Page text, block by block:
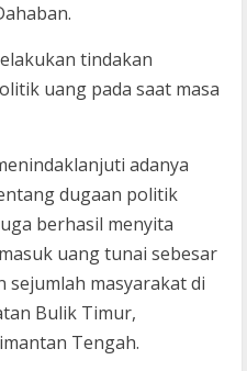
tindakan
uang pada saat masa
adanya
dugaan politik
berhasil menyita
uang tunai sebesar
sejumlah masyarakat di
Bulik Timur,
Tengah.